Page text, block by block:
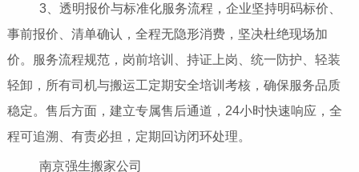
3、透明报价与标准化服务流程，企业坚持明码标价、
事前报价、清单确认，全程无隐形消费，坚决杜绝现场加
价。服务流程规范，岗前培训、持证上岗、统一防护、轻装
轻卸，所有司机与搬运工定期安全培训考核，确保服务品质
稳定。售后方面，建立专属售后通道，24小时快速响应，全
程可追溯、有责必担，定期回访闭环处理。
南京强生搬家公司